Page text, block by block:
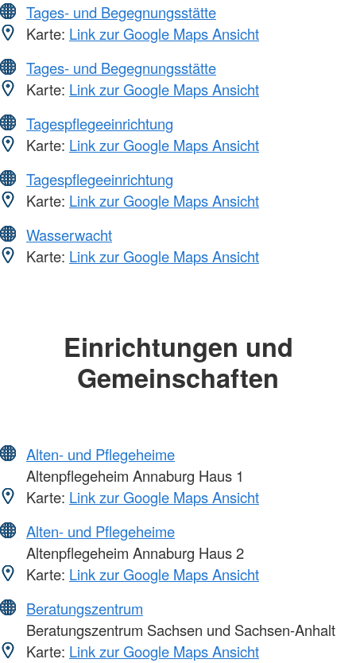
Tages- und Begegnungsstätte
Karte: Link zur Google Maps Ansicht
Tages- und Begegnungsstätte
Karte: Link zur Google Maps Ansicht
Tagespflegeeinrichtung
Karte: Link zur Google Maps Ansicht
Tagespflegeeinrichtung
Karte: Link zur Google Maps Ansicht
Wasserwacht
Karte: Link zur Google Maps Ansicht
Einrichtungen und
Gemeinschaften
Alten- und Pflegeheime
Altenpflegeheim Annaburg Haus 1
Karte: Link zur Google Maps Ansicht
Alten- und Pflegeheime
Altenpflegeheim Annaburg Haus 2
Karte: Link zur Google Maps Ansicht
Beratungszentrum
Beratungszentrum Sachsen und Sachsen-Anhalt
Karte: Link zur Google Maps Ansicht